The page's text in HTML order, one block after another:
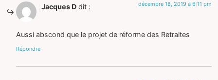
Jacques D dit : décembre 18, 2019 à 6:11 pm
Aussi abscond que le projet de réforme des Retraites
Répondre